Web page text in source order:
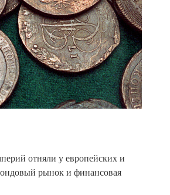
отняли у европейских и
рынок и финансовая